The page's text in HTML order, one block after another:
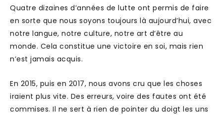
Quatre dizaines d’années de lutte ont permis de faire
en sorte que nous soyons toujours là aujourd’hui, avec
notre langue, notre culture, notre art d’être au
monde. Cela constitue une victoire en soi, mais rien
n’est jamais acquis.
En 2015, puis en 2017, nous avons cru que les choses
iraient plus vite. Des erreurs, voire des fautes ont été
commises. Il ne sert à rien de pointer du doigt les uns